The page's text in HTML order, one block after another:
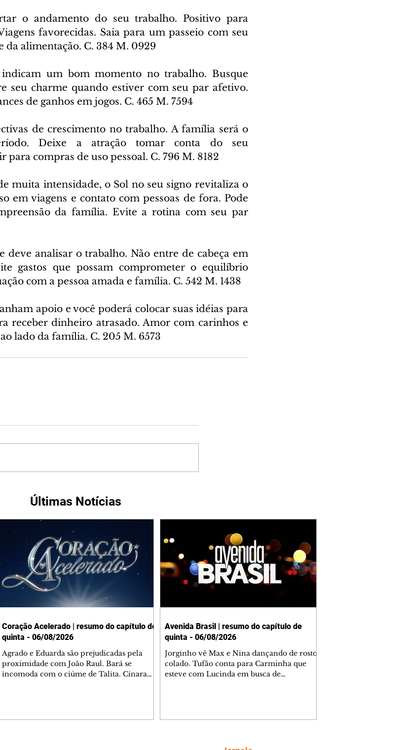
o andamento do seu trabalho. Positivo para
favorecidas. Saia para um passeio com seu
da alimentação. C. 384 M. 0929
indicam um bom momento no trabalho. Busque
seu charme quando estiver com seu par afetivo.
de ganhos em jogos. C. 465 M. 7594
de crescimento no trabalho. A família será o
Deixe a atração tomar conta do seu
para compras de uso pessoal. C. 796 M. 8182
muita intensidade, o Sol no seu signo revitaliza o
em viagens e contato com pessoas de fora. Pode
da família. Evite a rotina com seu par
deve analisar o trabalho. Não entre de cabeça em
gastos que possam comprometer o equilíbrio
com a pessoa amada e família. C. 542 M. 1438
apoio e você poderá colocar suas idéias para
receber dinheiro atrasado. Amor com carinhos e
lado da família. C. 205 M. 6573
Últimas Notícias
Coração Acelerado | resumo do capítulo de
quinta - 06/08/2026
Agrado e Eduarda são prejudicadas pela
proximidade com João Raul. Bará se
incomoda com o ciúme de Talita. Cinara
Avenida Brasil | resumo do capítulo de
quinta - 06/08/2026
Jorginho vê Max e Nina dançando de rosto
colado. Tufão conta para Carminha que
esteve com Lucinda em busca de
Verônica e Noêmia perseguem Cadinho na